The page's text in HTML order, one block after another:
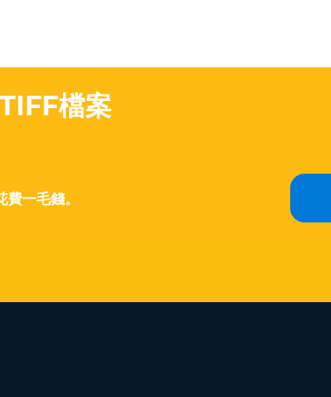
檔案
一毛錢。